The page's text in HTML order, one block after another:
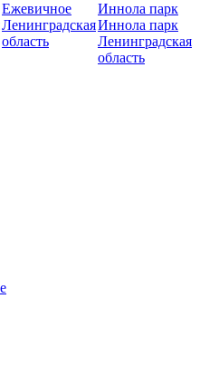
Ежевичное
Ленинградская
область
Иннола парк
Ленинградская
область